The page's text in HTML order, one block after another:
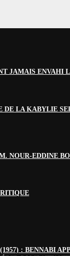
JAMAIS ENVAHI
DE LA KABYLIE
NOUR-EDDINE
: BENNABI